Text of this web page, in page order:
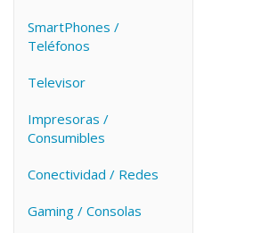
SmartPhones /
Teléfonos
Televisor
Impresoras /
Consumibles
Conectividad / Redes
Gaming / Consolas